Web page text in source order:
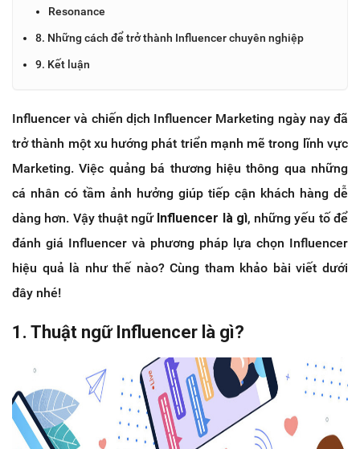
Resonance
8. Những cách để trở thành Influencer chuyên nghiệp
9. Kết luận
Influencer và chiến dịch Influencer Marketing ngày nay đã
trở thành một xu hướng phát triển mạnh mẽ trong lĩnh vực
Marketing. Việc quảng bá thương hiệu thông qua những
cá nhân có tầm ảnh hưởng giúp tiếp cận khách hàng dễ
dàng hơn. Vậy thuật ngữ Influencer là gì, những yếu tố để
đánh giá Influencer và phương pháp lựa chọn Influencer
hiệu quả là như thế nào? Cùng tham khảo bài viết dưới
đây nhé!
1. Thuật ngữ Influencer là gì?